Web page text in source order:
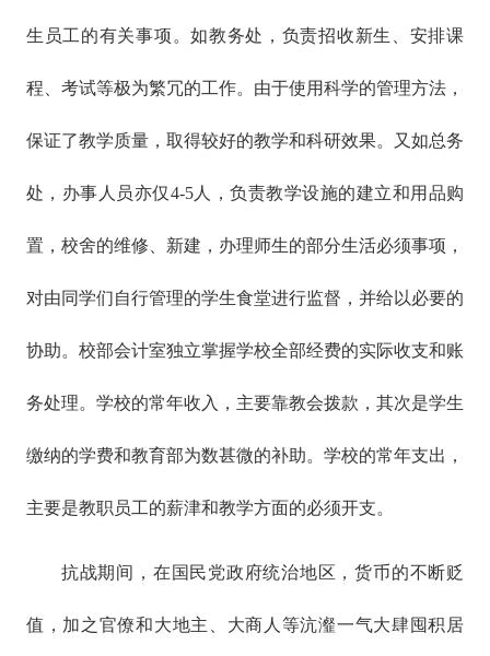
生员工的有关事项。如教务处，负责招收新生、安排课
程、考试等极为繁冗的工作。由于使用科学的管理方法，
保证了教学质量，取得较好的教学和科研效果。又如总务
处，办事人员亦仅4-5人，负责教学设施的建立和用品购
置，校舍的维修、新建，办理师生的部分生活必须事项，
对由同学们自行管理的学生食堂进行监督，并给以必要的
协助。校部会计室独立掌握学校全部经费的实际收支和账
务处理。学校的常年收入，主要靠教会拨款，其次是学生
缴纳的学费和教育部为数甚微的补助。学校的常年支出，
主要是教职员工的薪津和教学方面的必须开支。
抗战期间，在国民党政府统治地区，货币的不断贬
值，加之官僚和大地主、大商人等沆瀣一气大肆囤积居